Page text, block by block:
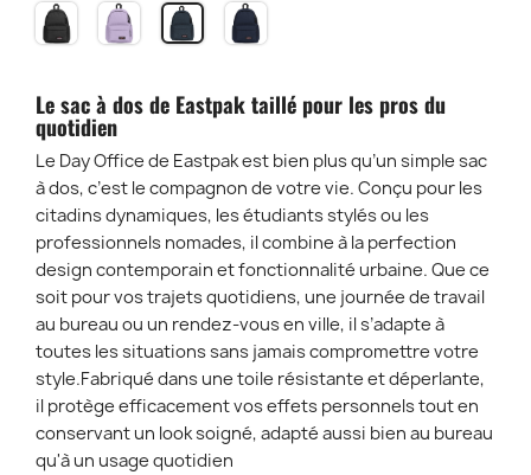
BLACK
OD
ORCHID
LILAS
TRIPLE
DENIM
ULTRA
MARINE
Le sac à dos de Eastpak taillé pour les pros du
quotidien
Le Day Office de Eastpak est bien plus qu’un simple sac
à dos, c’est le compagnon de votre vie. Conçu pour les
citadins dynamiques, les étudiants stylés ou les
professionnels nomades, il combine à la perfection
design contemporain et fonctionnalité urbaine. Que ce
soit pour vos trajets quotidiens, une journée de travail
au bureau ou un rendez-vous en ville, il s’adapte à
toutes les situations sans jamais compromettre votre
style.Fabriqué dans une toile résistante et déperlante,
il protège efficacement vos effets personnels tout en
conservant un look soigné, adapté aussi bien au bureau
qu'à un usage quotidien